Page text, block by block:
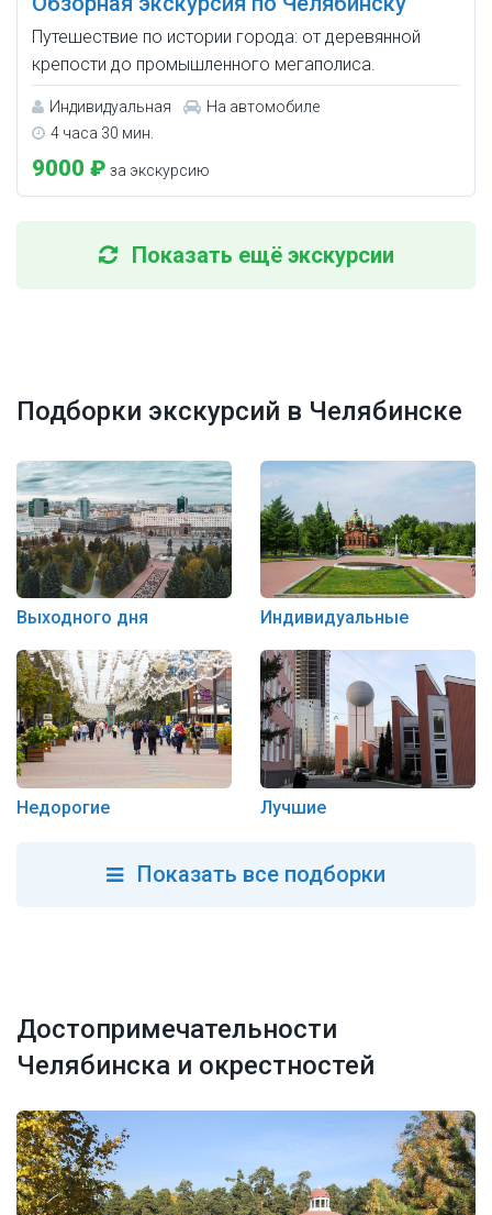
Путешествие по истории города: от деревянной
крепости до промышленного мегаполиса.
Индивидуальная
На автомобиле
4 часа 30 мин.
9000 ₽ за экскурсию
Показать ещё экскурсии
Подборки экскурсий в Челябинске
Выходного дня Индивидуальные
Недорогие Лучшие
Показать все подборки
Достопримечательности
Челябинска и окрестностей